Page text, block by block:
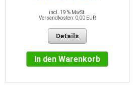
incl. 19 % MwSt.
Versandkosten: 0,00 EUR
Details
In den Warenkorb